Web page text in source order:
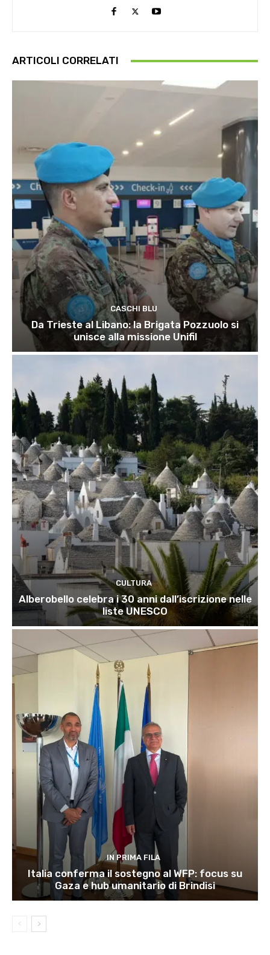
ARTICOLI CORRELATI
CASCHI BLU
Da Trieste al Libano: la Brigata Pozzuolo si
unisce alla missione Unifil
CULTURA
Alberobello celebra i 30 anni dall’iscrizione nelle
liste UNESCO
IN PRIMA FILA
Italia conferma il sostegno al WFP: focus su
Gaza e hub umanitario di Brindisi